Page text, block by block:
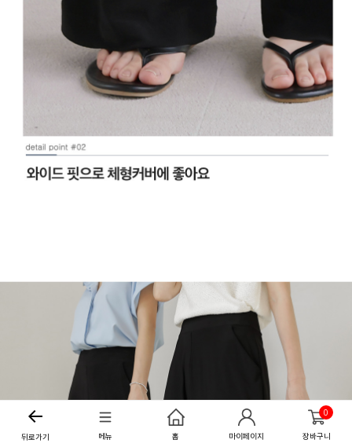
뒤로가기 메뉴 홈 마이페이지
0
장바구니